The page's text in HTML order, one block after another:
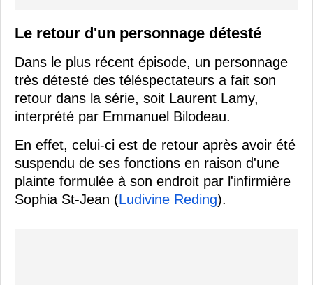
Le retour d'un personnage détesté
Dans le plus récent épisode, un personnage
très détesté des téléspectateurs a fait son
retour dans la série, soit Laurent Lamy,
interprété par Emmanuel Bilodeau.
En effet, celui-ci est de retour après avoir été
suspendu de ses fonctions en raison d'une
plainte formulée à son endroit par l'infirmière
Sophia St-Jean (Ludivine Reding).